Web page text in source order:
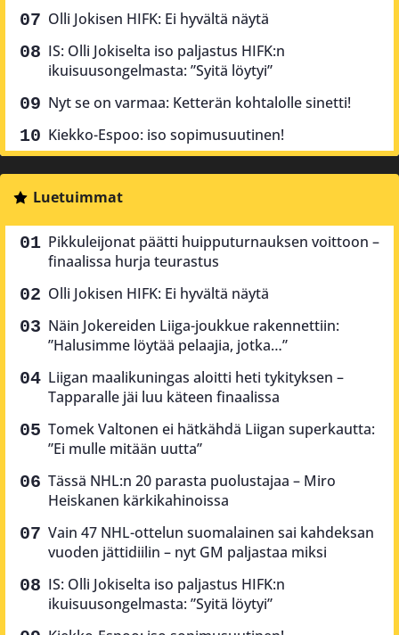
Olli Jokisen HIFK: Ei hyvältä näytä
IS: Olli Jokiselta iso paljastus HIFK:n
ikuisuusongelmasta: ”Syitä löytyi”
Nyt se on varmaa: Ketterän kohtalolle sinetti!
Kiekko-Espoo: iso sopimusuutinen!
Luetuimmat
Pikkuleijonat päätti huipputurnauksen voittoon –
finaalissa hurja teurastus
Olli Jokisen HIFK: Ei hyvältä näytä
Näin Jokereiden Liiga-joukkue rakennettiin:
”Halusimme löytää pelaajia, jotka…”
Liigan maalikuningas aloitti heti tykityksen –
Tapparalle jäi luu käteen finaalissa
Tomek Valtonen ei hätkähdä Liigan superkautta:
”Ei mulle mitään uutta”
Tässä NHL:n 20 parasta puolustajaa – Miro
Heiskanen kärkikahinoissa
Vain 47 NHL-ottelun suomalainen sai kahdeksan
vuoden jättidiilin – nyt GM paljastaa miksi
IS: Olli Jokiselta iso paljastus HIFK:n
ikuisuusongelmasta: ”Syitä löytyi”